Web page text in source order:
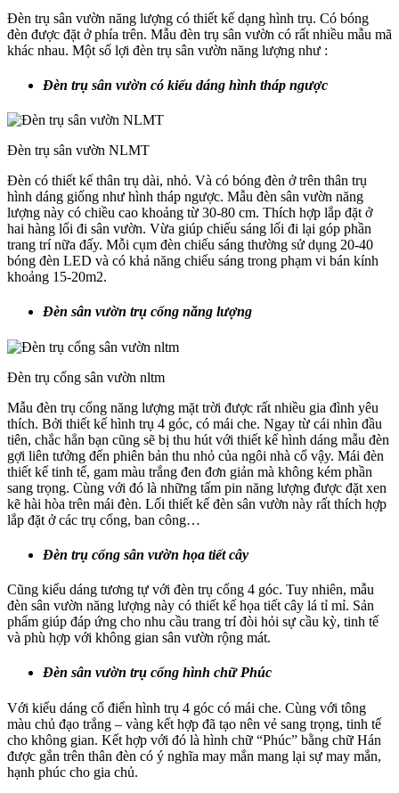
Đèn trụ sân vườn năng lượng có thiết kế dạng hình trụ. Có bóng
đèn được đặt ở phía trên. Mẫu đèn trụ sân vườn có rất nhiều mẫu mã
khác nhau. Một số lợi đèn trụ sân vườn năng lượng như :
Đèn trụ sân vườn có kiểu dáng hình tháp ngược
Đèn trụ sân vườn NLMT
Đèn có thiết kế thân trụ dài, nhỏ. Và có bóng đèn ở trên thân trụ
hình dáng giống như hình tháp ngược. Mẫu đèn sân vườn năng
lượng này có chiều cao khoảng từ 30-80 cm. Thích hợp lắp đặt ở
hai hàng lối đi sân vườn. Vừa giúp chiếu sáng lối đi lại góp phần
trang trí nữa đấy. Mỗi cụm đèn chiếu sáng thường sử dụng 20-40
bóng đèn LED và có khả năng chiếu sáng trong phạm vi bán kính
khoảng 15-20m2.
Đèn sân vườn trụ cổng năng lượng
Đèn trụ cổng sân vườn nltm
Mẫu đèn trụ cổng năng lượng mặt trời được rất nhiều gia đình yêu
thích. Bởi thiết kế hình trụ 4 góc, có mái che. Ngay từ cái nhìn đầu
tiên, chắc hẳn bạn cũng sẽ bị thu hút với thiết kế hình dáng mẫu đèn
gợi liên tưởng đến phiên bản thu nhỏ của ngôi nhà cổ vậy. Mái đèn
thiết kế tinh tế, gam màu trắng đen đơn giản mà không kém phần
sang trọng. Cùng với đó là những tấm pin năng lượng được đặt xen
kẽ hài hòa trên mái đèn. Lối thiết kế đèn sân vườn này rất thích hợp
lắp đặt ở các trụ cổng, ban công…
Đèn trụ cổng sân vườn họa tiết cây
Cũng kiểu dáng tương tự với đèn trụ cổng 4 góc. Tuy nhiên, mẫu
đèn sân vườn năng lượng này có thiết kế họa tiết cây lá tỉ mỉ. Sản
phẩm giúp đáp ứng cho nhu cầu trang trí đòi hỏi sự cầu kỳ, tinh tế
và phù hợp với không gian sân vườn rộng mát.
Đèn sân vườn trụ cổng hình chữ Phúc
Với kiểu dáng cổ điển hình trụ 4 góc có mái che. Cùng với tông
màu chủ đạo trắng – vàng kết hợp đã tạo nên vẻ sang trọng, tinh tế
cho không gian. Kết hợp với đó là hình chữ “Phúc” bằng chữ Hán
được gắn trên thân đèn có ý nghĩa may mắn mang lại sự may mắn,
hạnh phúc cho gia chủ.